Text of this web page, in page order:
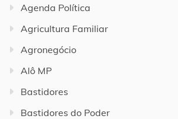
Agenda Política
Agricultura Familiar
Agronegócio
Alô MP
Bastidores
Bastidores do Poder